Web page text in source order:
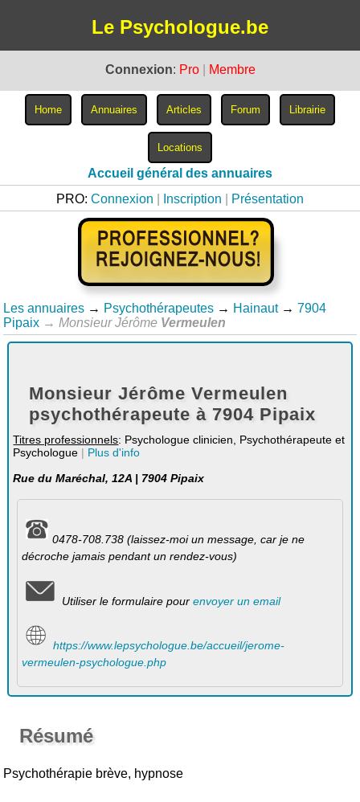
Le Psychologue.be
Connexion: Pro Membre
Accueil général des annuaires
PRO: Connexion Inscription Présentation
Les annuaires → Psychothérapeutes → Hainaut → 7904
Pipaix → Monsieur Jérôme Vermeulen
Monsieur Jérôme Vermeulen
psychothérapeute à 7904 Pipaix
Titres professionnels: Psychologue clinicien, Psychothérapeute et
Psychologue | Plus d'info
Rue du Maréchal, 12A | 7904 Pipaix
0478-708.738 (laissez-moi un message, car je ne
décroche jamais pendant un rendez-vous)
Utiliser le formulaire pour envoyer un email
https://www.lepsychologue.be/accueil/jerome-
vermeulen-psychologue.php
Résumé
Psychothérapie brève, hypnose